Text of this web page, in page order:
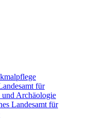
für
Archäologie
Landesamt für